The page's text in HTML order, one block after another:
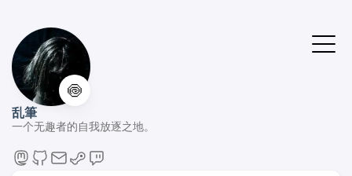
🍥
乱筆
一个无趣者的自我放逐之地。